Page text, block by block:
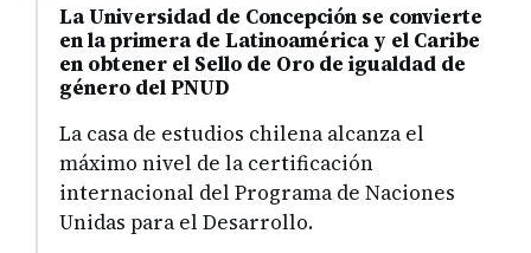
La Universidad de Concepción se convierte
en la primera de Latinoamérica y el Caribe
en obtener el Sello de Oro de igualdad de
género del PNUD
La casa de estudios chilena alcanza el
máximo nivel de la certificación
internacional del Programa de Naciones
Unidas para el Desarrollo.